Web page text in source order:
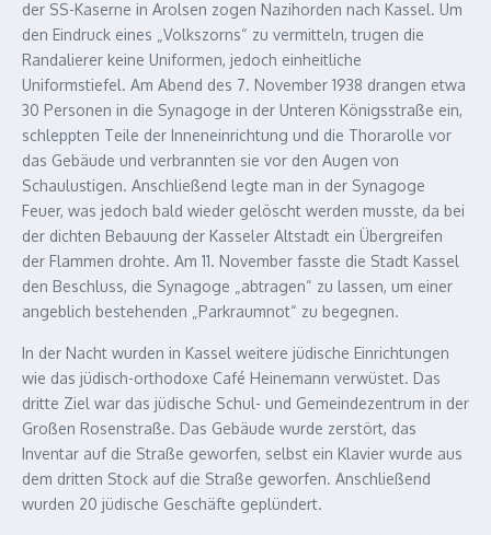
der SS-Kaserne in Arolsen zogen Nazihorden nach Kassel. Um
den Eindruck eines „Volkszorns“ zu vermitteln, trugen die
Randalierer keine Uniformen, jedoch einheitliche
Uniformstiefel. Am Abend des 7. November 1938 drangen etwa
30 Personen in die Synagoge in der Unteren Königsstraße ein,
schleppten Teile der Inneneinrichtung und die Thorarolle vor
das Gebäude und verbrannten sie vor den Augen von
Schaulustigen. Anschließend legte man in der Synagoge
Feuer, was jedoch bald wieder gelöscht werden musste, da bei
der dichten Bebauung der Kasseler Altstadt ein Übergreifen
der Flammen drohte. Am 11. November fasste die Stadt Kassel
den Beschluss, die Synagoge „abtragen“ zu lassen, um einer
angeblich bestehenden „Parkraumnot“ zu begegnen.
In der Nacht wurden in Kassel weitere jüdische Einrichtungen
wie das jüdisch-orthodoxe Café Heinemann verwüstet. Das
dritte Ziel war das jüdische Schul- und Gemeindezentrum in der
Großen Rosenstraße. Das Gebäude wurde zerstört, das
Inventar auf die Straße geworfen, selbst ein Klavier wurde aus
dem dritten Stock auf die Straße geworfen. Anschließend
wurden 20 jüdische Geschäfte geplündert.